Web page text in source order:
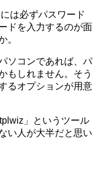
は必ずパスワード
ドを入力するのが面
。
ソコンであれば、パ
もしれません。そう
るオプションが用意
」というツール
い人が大半だと思い